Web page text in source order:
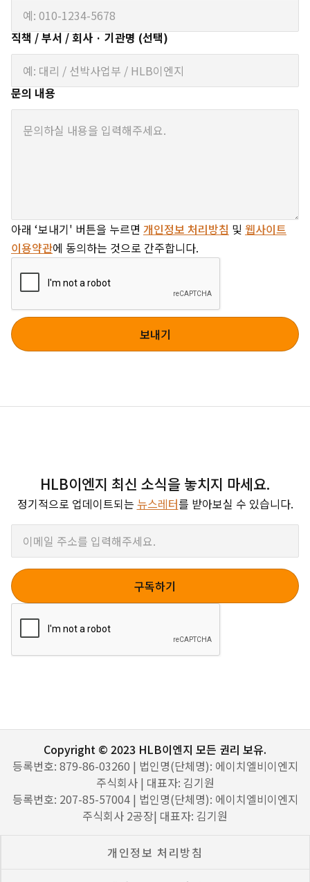
직책 / 부서 / 회사 · 기관명 (선택)
문의 내용
아래 ‘보내기' 버튼을 누르면 개인정보 처리방침 및 웹사이트
이용약관에 동의하는 것으로 간주합니다.
HLB이엔지 최신 소식을 놓치지 마세요.
정기적으로 업데이트되는 뉴스레터를 받아보실 수 있습니다.
Copyright © 2023 HLB이엔지 모든 권리 보유.
등록번호: 879-86-03260 | 법인명(단체명): 에이치엘비이엔지
주식회사 | 대표자: 김기원
등록번호: 207-85-57004 | 법인명(단체명): 에이치엘비이엔지
주식회사 2공장| 대표자: 김기원
개인정보 처리방침